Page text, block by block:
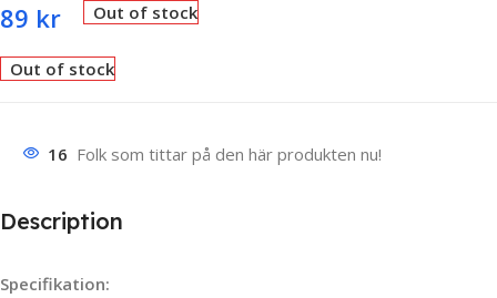
89 kr Out of stock
Out of stock
16 Folk som tittar på den här produkten nu!
Description
Specifikation: